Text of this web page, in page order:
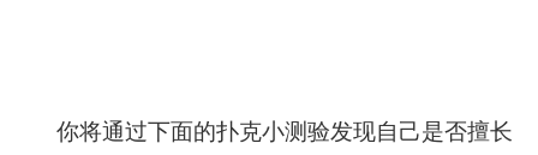
你将通过下面的扑克小测验发现自己是否擅长